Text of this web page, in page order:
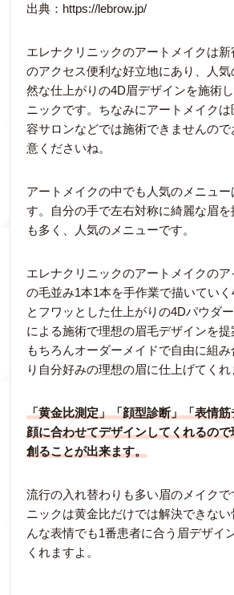
出典：https://lebrow.jp/
エレナクリニックのアートメイクは
のアクセス便利な好立地にあり、人
然な仕上がりの4D眉デザインを施術
ニックです。ちなみにアートメイク
容サロンなどでは施術できませんの
意くださいね。
アートメイクの中でも人気のメニュ
す。自分の手で左右対称に綺麗な眉
も多く、人気のメニューです。
エレナクリニックのアートメイクの
の毛並み1本1本を手作業で描いてい
とフワッとした仕上がりの4Dパウダ
による施術で理想の眉毛デザインを提
もちろんオーダーメイドで自由に組み
り自分好みの理想の眉に仕上げてくれ
「黄金比測定」「顔型診断」「表情
顔に合わせてデザインしてくれるの
創ることが出来ます。
流行の入れ替わりも多い眉のメイクで
ニックは黄金比だけでは解決できな
んな表情でも1番患者に合う眉デザイ
くれますよ。